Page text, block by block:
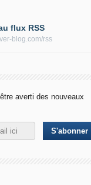
flux RSS
blog.com/rss
averti des nouveaux